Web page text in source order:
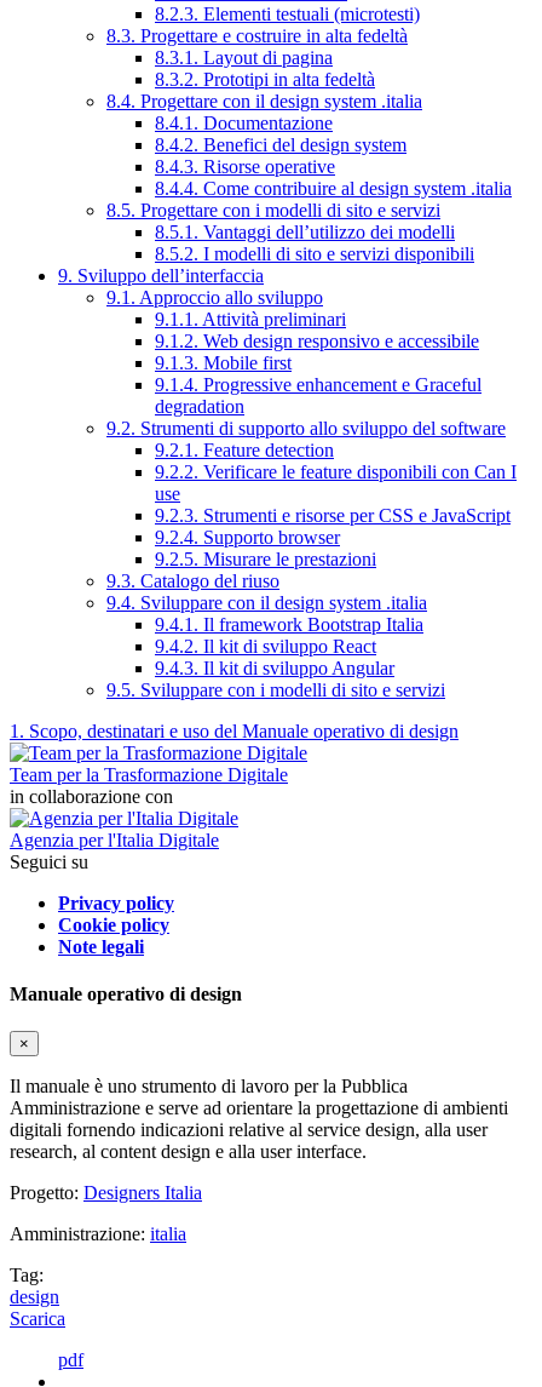
8.2.3. Elementi testuali (microtesti)
8.3. Progettare e costruire in alta fedeltà
8.3.1. Layout di pagina
8.3.2. Prototipi in alta fedeltà
8.4. Progettare con il design system .italia
8.4.1. Documentazione
8.4.2. Benefici del design system
8.4.3. Risorse operative
8.4.4. Come contribuire al design system .italia
8.5. Progettare con i modelli di sito e servizi
8.5.1. Vantaggi dell’utilizzo dei modelli
8.5.2. I modelli di sito e servizi disponibili
9. Sviluppo dell’interfaccia
9.1. Approccio allo sviluppo
9.1.1. Attività preliminari
9.1.2. Web design responsivo e accessibile
9.1.3. Mobile first
9.1.4. Progressive enhancement e Graceful
degradation
9.2. Strumenti di supporto allo sviluppo del software
9.2.1. Feature detection
9.2.2. Verificare le feature disponibili con Can I
use
9.2.3. Strumenti e risorse per CSS e JavaScript
9.2.4. Supporto browser
9.2.5. Misurare le prestazioni
9.3. Catalogo del riuso
9.4. Sviluppare con il design system .italia
9.4.1. Il framework Bootstrap Italia
9.4.2. Il kit di sviluppo React
9.4.3. Il kit di sviluppo Angular
9.5. Sviluppare con i modelli di sito e servizi
1. Scopo, destinatari e uso del Manuale operativo di design
Team per la Trasformazione Digitale
in collaborazione con
Agenzia per l'Italia Digitale
Seguici su
Privacy policy
Cookie policy
Note legali
Manuale operativo di design
×
Il manuale è uno strumento di lavoro per la Pubblica
Amministrazione e serve ad orientare la progettazione di ambienti
digitali fornendo indicazioni relative al service design, alla user
research, al content design e alla user interface.
Progetto: Designers Italia
Amministrazione: italia
Tag:
design
Scarica
pdf